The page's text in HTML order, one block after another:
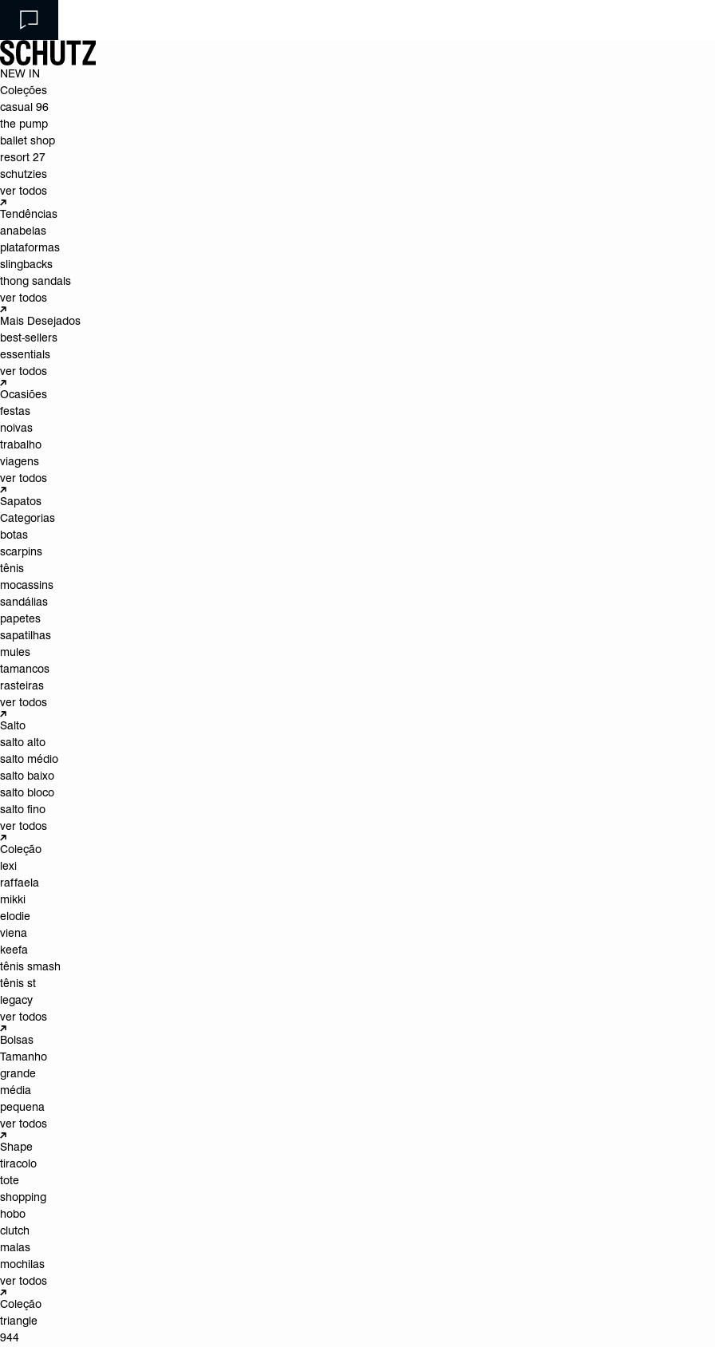
NEW IN
Coleções
casual 96
the pump
ballet shop
resort 27
schutzies
ver todos
Tendências
anabelas
plataformas
slingbacks
thong sandals
ver todos
Mais Desejados
best-sellers
essentials
ver todos
Ocasiões
festas
noivas
trabalho
viagens
ver todos
Sapatos
Categorias
botas
scarpins
tênis
mocassins
sandálias
papetes
sapatilhas
mules
tamancos
rasteiras
ver todos
Salto
salto alto
salto médio
salto baixo
salto bloco
salto fino
ver todos
Coleção
lexi
raffaela
mikki
elodie
viena
keefa
tênis smash
tênis st
legacy
ver todos
Bolsas
Tamanho
grande
média
pequena
ver todos
Shape
tiracolo
tote
shopping
hobo
clutch
malas
mochilas
ver todos
Coleção
triangle
944